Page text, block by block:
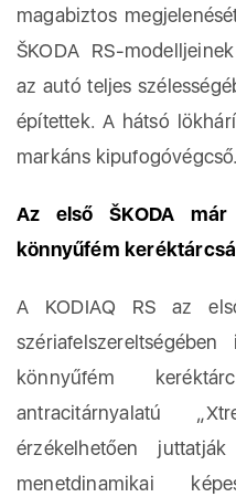
magabiztos
ŠKODA RS-
az autó teljes
építettek. A hátsó
markáns kipufogóvégcső.
Az első ŠKODA
könnyűfém
A KODIAQ RS az
könnyűfém
antracitárnyalatú
érzékelhetően
menetdinamikai